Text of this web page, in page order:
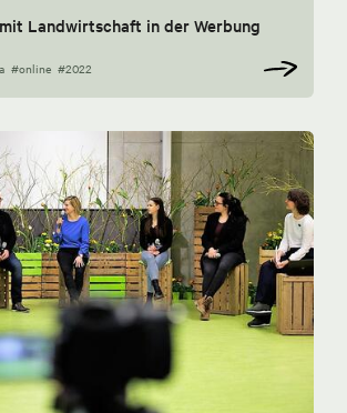
Landwirtschaft in der Werbung
#online #2022